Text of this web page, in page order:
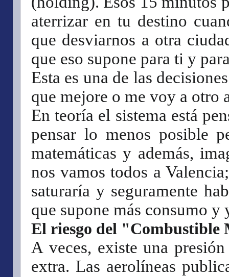
aterrizar en tu destino
que desviarnos a otra
que eso supone para ti y
Esta es una de las
que mejore o me voy a otro
En teoría el sistema está
pensar lo menos posible
matemáticas y además,
nos vamos todos a
saturaría y seguramente
que supone más consumo
El riesgo del
A veces, existe una
extra. Las aerolíneas